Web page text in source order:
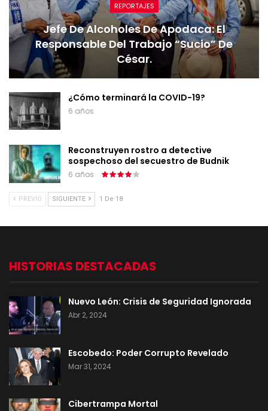
REPORTAJES
Jefe De Alcoholes De Apodaca: El
Responsable Del Trabajo “sucio” De
César.
¿Cómo terminará la COVID-19?
6 años
Reconstruyen rostro a detective
sospechoso del secuestro de Budnik
6 años
PREVIO SIGUIENTE 1 De 18
HISTORIAS DESTACADAS
Nuevo León: Crisis de Seguridad Ignorada
Abr 2, 2024
Escobedo: Poder Corrupto Revelado
Mar 31, 2024
Cibertrampa Mortal